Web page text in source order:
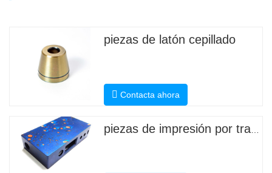
piezas de latón cepillado
Contacta ahora